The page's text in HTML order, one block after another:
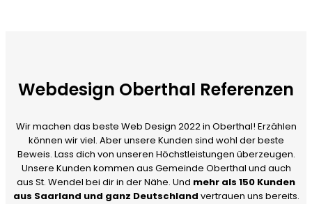
Webdesign Oberthal Referenzen
Wir machen das beste Web Design 2022 in Oberthal! Erzählen
können wir viel. Aber unsere Kunden sind wohl der beste
Beweis. Lass dich von unseren Höchstleistungen überzeugen.
Unsere Kunden kommen aus Gemeinde Oberthal und auch
aus St. Wendel bei dir in der Nähe. Und mehr als 150 Kunden
aus Saarland und ganz Deutschland vertrauen uns bereits.